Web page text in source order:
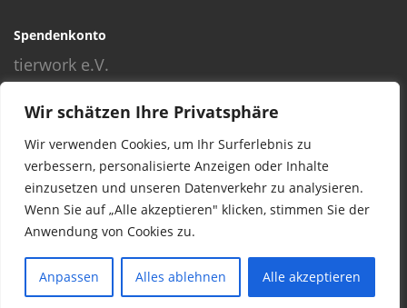
Wir schätzen Ihre Privatsphäre
Wir verwenden Cookies, um Ihr Surferlebnis zu
verbessern, personalisierte Anzeigen oder Inhalte
einzusetzen und unseren Datenverkehr zu analysieren.
Wenn Sie auf „Alle akzeptieren" klicken, stimmen Sie der
Anwendung von Cookies zu.
Anpassen Alles ablehnen Alle akzeptieren
Spendenkonto
tierwork e.V.
Volksbank
BLZ: 24060300
Konto: 4902218000
IBAN: DE68240603004902218000
BIC: GENODEF1NBU
© 2016 Copyright by tierwork. All rights reserved.